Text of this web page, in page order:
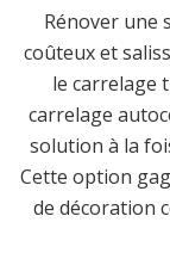
Rénover une
coûteux et
le carrelage
carrelage
solution à la
Cette option
de décoration